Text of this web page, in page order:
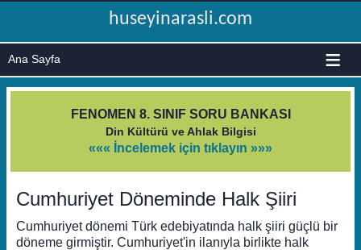
huseyinarasli.com
≡
FENOMEN 8. SINIF SORU BANKASI
Din Kültürü ve Ahlak Bilgisi
««« İncelemek için tıklayın »»»
Cumhuriyet Döneminde Halk Şiiri
Cumhuriyet dönemi Türk edebiyatında halk şiiri güçlü bir
döneme girmiştir. Cumhuriyet'in ilanıyla birlikte halk